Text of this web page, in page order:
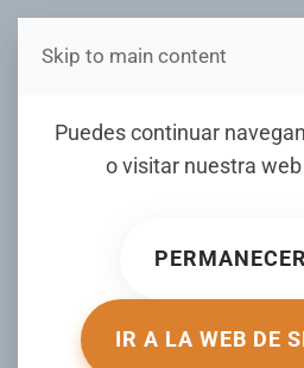
Estás en
Puedes continuar
o visitar nuestra
IR A LA WEB DE
Skip to main content
Piquetean
Duarte por
ESCRITO POR RAMON HERNANDEZ
PUBLICADO EN
LOCALES.